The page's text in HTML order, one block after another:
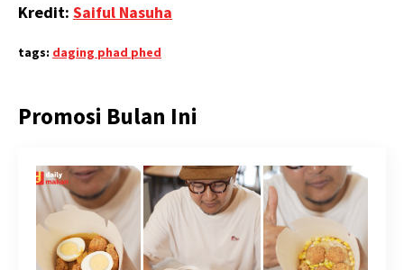
Kredit: Saiful Nasuha
tags: daging phad phed
Promosi Bulan Ini